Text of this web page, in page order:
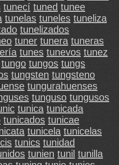
tunecí tuned tunee
tunelas tuneles tuneliza
tunelizados
tuner tunera tuneras
tunes tunevos tunez
tungo tungos tungs
tungsten tungsteno
tungurahuenses
tunguso tungusos
tunica tunicada
tunicados tunicae
tunicela tunicelas
tunics tunidad
tunien tunil tunilla